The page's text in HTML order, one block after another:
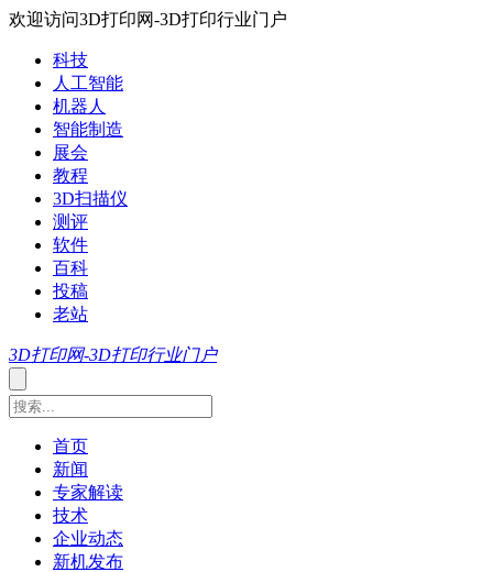
欢迎访问3D打印网-3D打印行业门户
科技
人工智能
机器人
智能制造
展会
教程
3D扫描仪
测评
软件
百科
投稿
老站
3D打印网-3D打印行业门户
首页
新闻
专家解读
技术
企业动态
新机发布